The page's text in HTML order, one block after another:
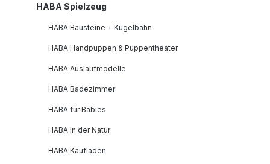
HABA Spielzeug
HABA Bausteine + Kugelbahn
HABA Handpuppen & Puppentheater
HABA Auslaufmodelle
HABA Badezimmer
HABA für Babies
HABA In der Natur
HABA Kaufladen